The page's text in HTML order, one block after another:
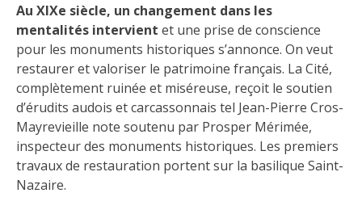
Au XIXe siècle, un changement dans les
mentalités intervient et une prise de conscience
pour les monuments historiques s’annonce. On veut
restaurer et valoriser le patrimoine français. La Cité,
complètement ruinée et miséreuse, reçoit le soutien
d’érudits audois et carcassonnais tel Jean-Pierre Cros-
Mayrevieille note soutenu par Prosper Mérimée,
inspecteur des monuments historiques. Les premiers
travaux de restauration portent sur la basilique Saint-
Nazaire.